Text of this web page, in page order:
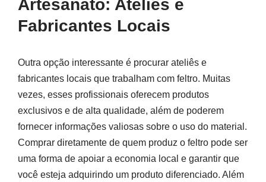
Artesanato: Ateliês e
Fabricantes Locais
Outra opção interessante é procurar ateliês e
fabricantes locais que trabalham com feltro. Muitas
vezes, esses profissionais oferecem produtos
exclusivos e de alta qualidade, além de poderem
fornecer informações valiosas sobre o uso do material.
Comprar diretamente de quem produz o feltro pode ser
uma forma de apoiar a economia local e garantir que
você esteja adquirindo um produto diferenciado. Além